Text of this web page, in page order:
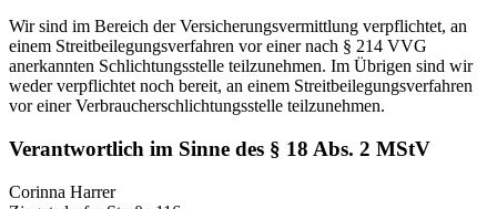
Wir sind im Bereich der Versicherungsvermittlung verpflichtet, an
einem Streitbeilegungsverfahren vor einer nach § 214 VVG
anerkannten Schlichtungsstelle teilzunehmen. Im Übrigen sind wir
weder verpflichtet noch bereit, an einem Streitbeilegungsverfahren
vor einer Verbraucherschlichtungsstelle teilzunehmen.
Verantwortlich im Sinne des § 18 Abs. 2 MStV
Corinna Harrer